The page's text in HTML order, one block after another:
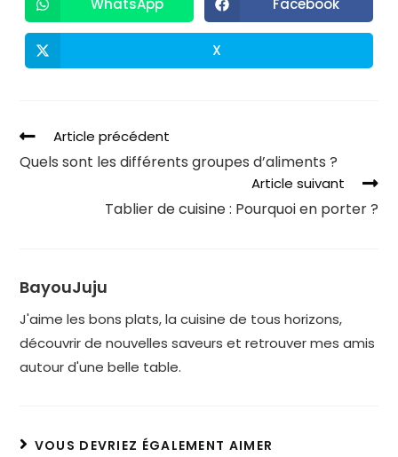
WhatsApp Facebook
X
Article précédent
Quels sont les différents groupes d’aliments ?
Article suivant
Tablier de cuisine : Pourquoi en porter ?
BayouJuju
J'aime les bons plats, la cuisine de tous horizons,
découvrir de nouvelles saveurs et retrouver mes amis
autour d'une belle table.
VOUS DEVRIEZ ÉGALEMENT AIMER